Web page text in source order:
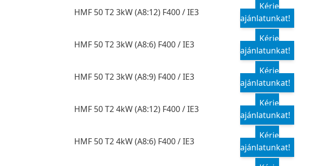
HMF 50 T2 3kW (A8:12) F400 / IE3
Kérje
ajánlatunkat!
HMF 50 T2 3kW (A8:6) F400 / IE3
Kérje
ajánlatunkat!
HMF 50 T2 3kW (A8:9) F400 / IE3
Kérje
ajánlatunkat!
HMF 50 T2 4kW (A8:12) F400 / IE3
Kérje
ajánlatunkat!
HMF 50 T2 4kW (A8:6) F400 / IE3
Kérje
ajánlatunkat!